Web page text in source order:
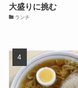
大盛りに挑む
ランチ